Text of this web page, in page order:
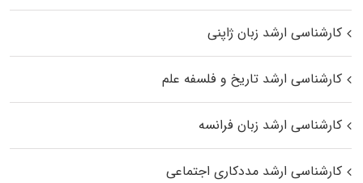
کارشناسی ارشد زبان ژاپنی
کارشناسی ارشد تاریخ و فلسفه علم
کارشناسی ارشد زبان فرانسه
کارشناسی ارشد مددکاری اجتماعی